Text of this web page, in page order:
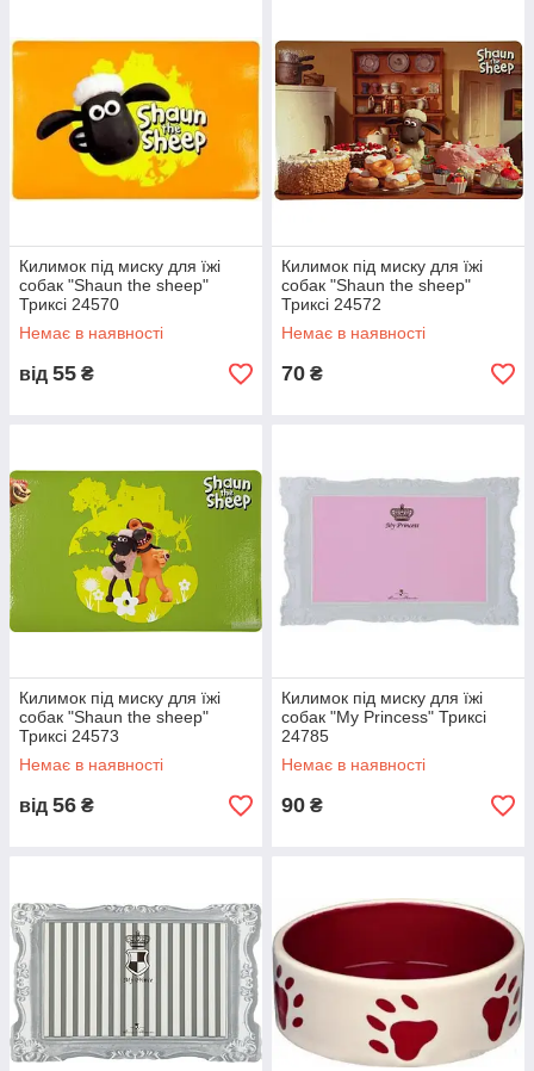
Килимок під миску для їжі
собак "Shaun the sheep"
Триксі 24570
Немає в наявності
від 55 ₴
Килимок під миску для їжі
собак "Shaun the sheep"
Триксі 24572
Немає в наявності
70 ₴
Килимок під миску для їжі
собак "Shaun the sheep"
Триксі 24573
Немає в наявності
від 56 ₴
Килимок під миску для їжі
собак "My Princess" Триксі
24785
Немає в наявності
90 ₴